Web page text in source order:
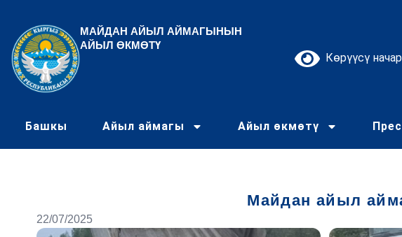
МАЙДАН АЙЫЛ АЙМАГЫНЫН
АЙЫЛ ӨКМӨТҮ
Көрүүсү
Башкы Айыл аймагы Айыл өкмөтү
Майдан айыл
22/07/2025